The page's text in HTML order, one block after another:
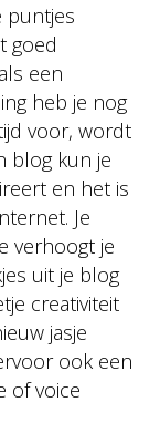
puntjes
goed
een
heb je nog
voor, wordt
blog kun je
en het is
Je
verhoogt je
uit je blog
creativiteit
jasje
ook een
of voice